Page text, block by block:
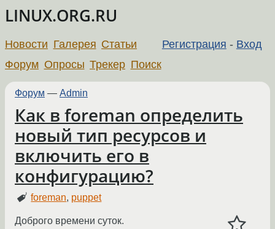
LINUX.ORG.RU
Регистрация - Вход
Новости Галерея Статьи
Форум Опросы Трекер Поиск
Форум — Admin
Как в foreman определить
новый тип ресурсов и
включить его в
конфигурацию?
foreman, puppet
Доброго времени суток.